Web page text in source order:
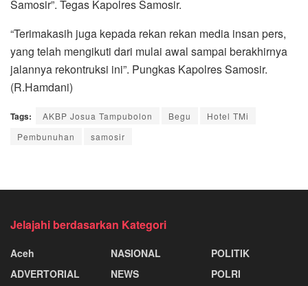
Samosir”. Tegas Kapolres Samosir.
“Terimakasih juga kepada rekan rekan media insan pers,
yang telah mengikuti dari mulai awal sampai berakhirnya
jalannya rekontruksi ini”. Pungkas Kapolres Samosir.
(R.Hamdani)
Tags: AKBP Josua Tampubolon Begu
Hotel TMi
Pembunuhan
samosir
Jelajahi berdasarkan Kategori
Aceh
ADVERTORIAL
NASIONAL
NEWS
POLITIK
POLRI